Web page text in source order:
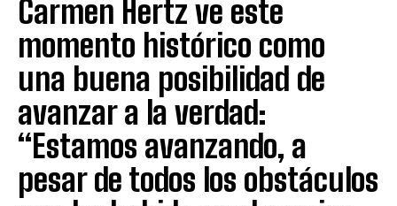
Carmen Hertz ve este
momento histórico como
una buena posibilidad de
avanzar a la verdad:
“Estamos avanzando, a
pesar de todos los obstáculos